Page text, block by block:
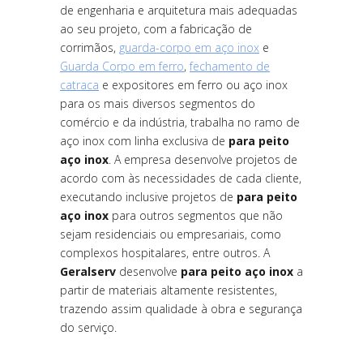
de engenharia e arquitetura mais adequadas
ao seu projeto, com a fabricação de
corrimãos, guarda-corpo em aço inox e
Guarda Corpo em ferro, fechamento de
catraca e expositores em ferro ou aço inox
para os mais diversos segmentos do
comércio e da indústria, trabalha no ramo de
aço inox com linha exclusiva de para peito
aço inox . A empresa desenvolve projetos de
acordo com às necessidades de cada cliente,
executando inclusive projetos de para peito
aço inox para outros segmentos que não
sejam residenciais ou empresariais, como
complexos hospitalares, entre outros. A
Geralserv desenvolve para peito aço inox a
partir de materiais altamente resistentes,
trazendo assim qualidade à obra e segurança
do serviço.